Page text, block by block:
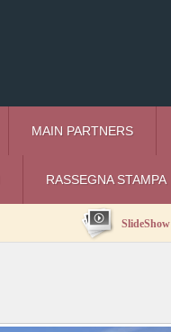
MAIN PARTNERS
RASSEGNA STAMPA
SlideShow